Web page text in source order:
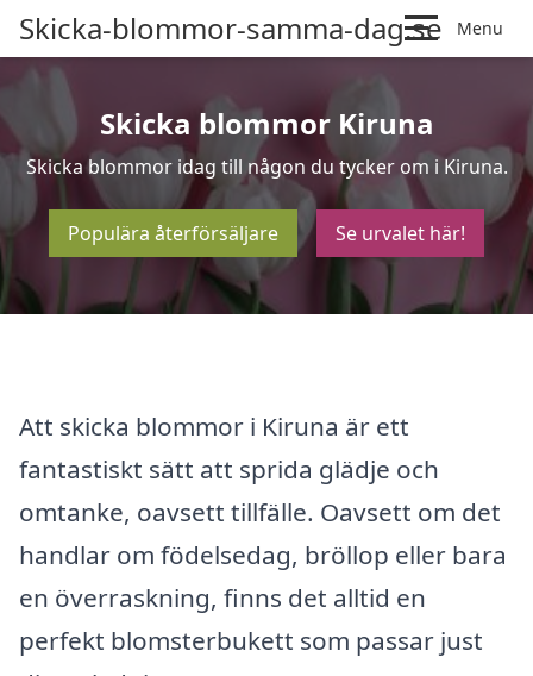
Skicka-blommor-samma-dag.se Menu
Skicka blommor Kiruna
Skicka blommor idag till någon du tycker om i Kiruna.
Populära återförsäljare Se urvalet här!
Att skicka blommor i Kiruna är ett
fantastiskt sätt att sprida glädje och
omtanke, oavsett tillfälle. Oavsett om det
handlar om födelsedag, bröllop eller bara
en överraskning, finns det alltid en
perfekt blomsterbukett som passar just